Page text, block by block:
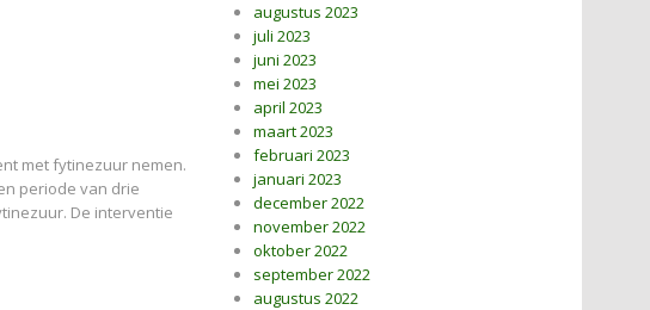
met fytinezuur nemen.
periode van drie
De interventie
augustus 2023
juli 2023
juni 2023
mei 2023
april 2023
maart 2023
februari 2023
januari 2023
december 2022
november 2022
oktober 2022
september 2022
augustus 2022